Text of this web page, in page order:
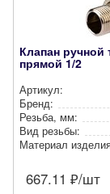
Клапан
прямой 1/2
Артикул:
Бренд:
Резьба, мм:
Вид резьбы:
Материал
667.11 ₽/шт